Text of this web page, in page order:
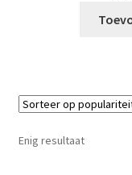
Enig resultaat